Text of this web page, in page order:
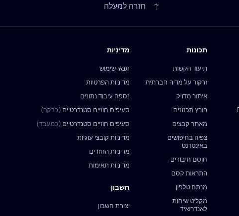
חזרה למעלה
חשבון
יצירת חשבון
מדיניות
תנאי שימוש
מדיניות הפרטיות
נספח עיבוד נתונים
סעיפים חוזיים סטנדרטיים (כבקר)
סעיפים חוזיים סטנדרטיים (כמעבד)
מדיניות קובצי עוגיות
מדיניות החזרים
מדיניות תאימות
תכונות
תיעוד הקשות
זרקור על מדיה חברתית
איתור מדויק
פורץ תכנונים
מאתר קבצים
צפיה בחיפושים
באינטרנט
חוסם חיבורים
התראות קסם
מנתח טלפון
מקליט שיחות
לאנדרואיד